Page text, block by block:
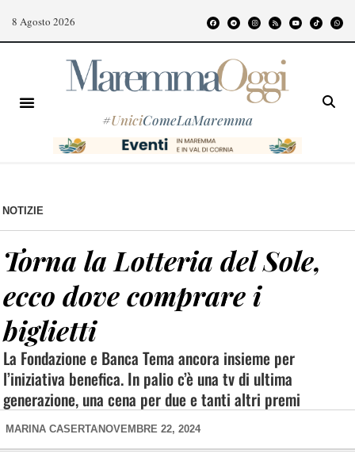
8 Agosto 2026
#UniciComeLaMaremma
NOTIZIE
Torna la Lotteria del Sole,
ecco dove comprare i
biglietti
La Fondazione e Banca Tema ancora insieme per
l’iniziativa benefica. In palio c’è una tv di ultima
generazione, una cena per due e tanti altri premi
MARINA CASERTA NOVEMBRE 22, 2024